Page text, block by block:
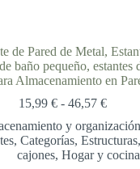
de Pared de Metal,
baño pequeño, estantes
Almacenamiento en
15,99 € - 46,57 €Rango
desde
15,99 €
y organización
,Categorías,
cajones,Hogar y cocina